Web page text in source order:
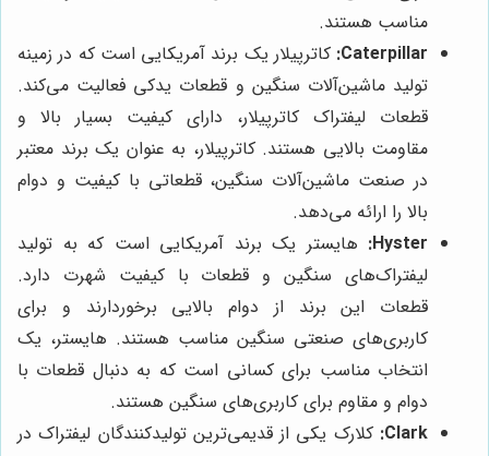
مناسب هستند.
Caterpillar: کاترپیلار یک برند آمریکایی است که در زمینه
تولید ماشین‌آلات سنگین و قطعات یدکی فعالیت می‌کند.
قطعات لیفتراک کاترپیلار، دارای کیفیت بسیار بالا و
مقاومت بالایی هستند. کاترپیلار، به عنوان یک برند معتبر
در صنعت ماشین‌آلات سنگین، قطعاتی با کیفیت و دوام
بالا را ارائه می‌دهد.
Hyster: هایستر یک برند آمریکایی است که به تولید
لیفتراک‌های سنگین و قطعات با کیفیت شهرت دارد.
قطعات این برند از دوام بالایی برخوردارند و برای
کاربری‌های صنعتی سنگین مناسب هستند. هایستر، یک
انتخاب مناسب برای کسانی است که به دنبال قطعات با
دوام و مقاوم برای کاربری‌های سنگین هستند.
Clark: کلارک یکی از قدیمی‌ترین تولیدکنندگان لیفتراک در